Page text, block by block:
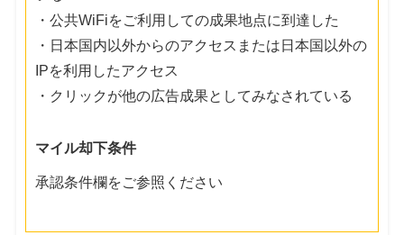
・公共WiFiをご利用しての成果地点に到達した
・日本国内以外からのアクセスまたは日本国以外の
IPを利用したアクセス
・クリックが他の広告成果としてみなされている
マイル却下条件
承認条件欄をご参照ください